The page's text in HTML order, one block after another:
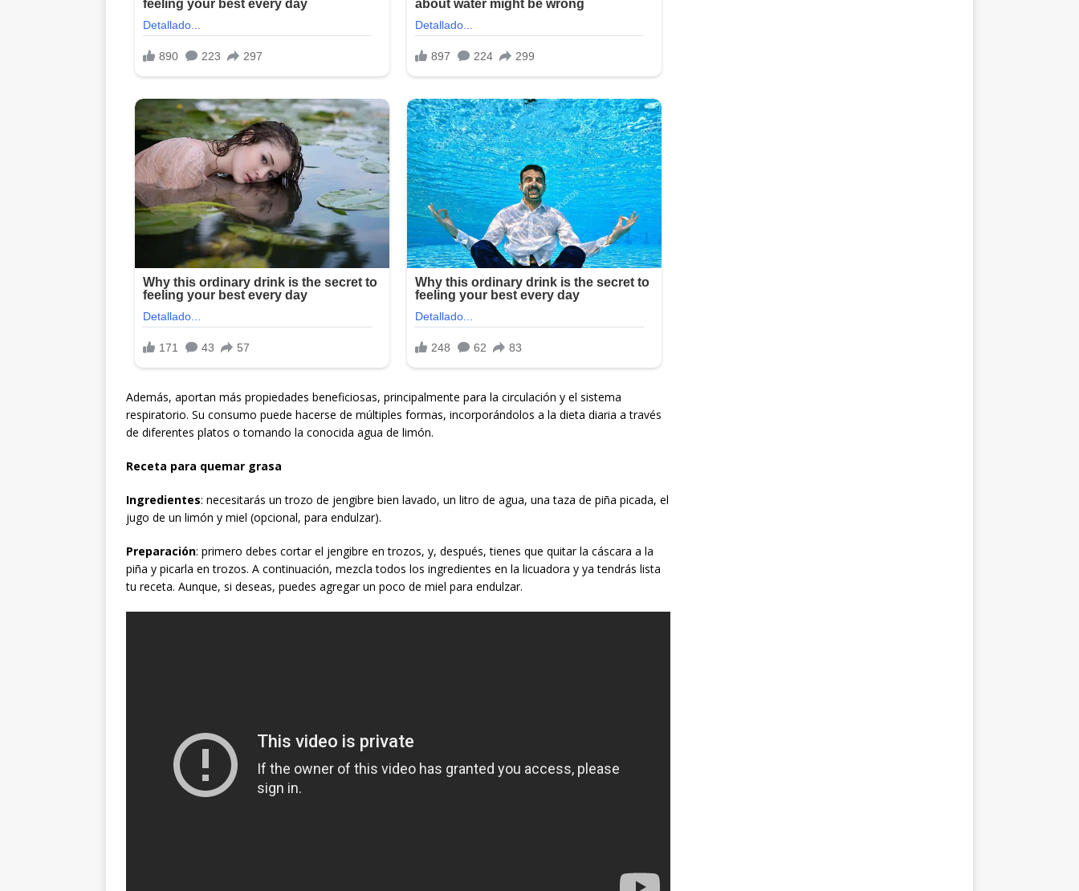
Además, aportan más propiedades beneficiosas, principalmente para la circulación y el sistema
respiratorio. Su consumo puede hacerse de múltiples formas, incorporándolos a la dieta diaria a través
de diferentes platos o tomando la conocida agua de limón.
Receta para quemar grasa
Ingredientes: necesitarás un trozo de jengibre bien lavado, un litro de agua, una taza de piña picada, el
jugo de un limón y miel (opcional, para endulzar).
Preparación: primero debes cortar el jengibre en trozos, y, después, tienes que quitar la cáscara a la
piña y picarla en trozos. A continuación, mezcla todos los ingredientes en la licuadora y ya tendrás lista
tu receta. Aunque, si deseas, puedes agregar un poco de miel para endulzar.